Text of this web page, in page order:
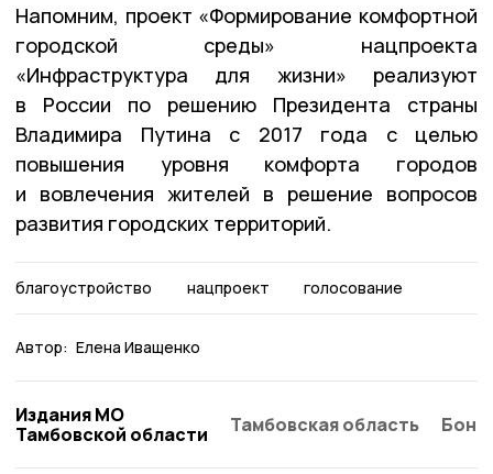
Напомним, проект «Формирование комфортной
городской среды» нацпроекта
«Инфраструктура для жизни» реализуют
в России по решению Президента страны
Владимира Путина с 2017 года с целью
повышения уровня комфорта городов
и вовлечения жителей в решение вопросов
развития городских территорий.
благоустройство нацпроект голосование
Автор: Елена Иващенко
Издания МО
Тамбовской области
Тамбовская область